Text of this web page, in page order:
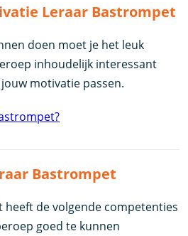
Leraar Bastrompet
doen moet je het leuk
inhoudelijk interessant
motivatie passen.
Bastrompet
heeft de volgende competenties
goed te kunnen